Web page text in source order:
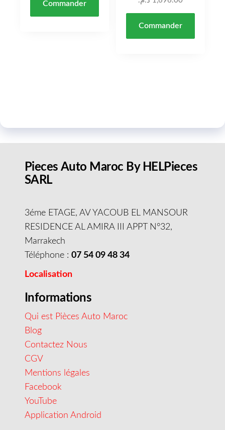
Commander
Commander
Pieces Auto Maroc By HELPieces
SARL
3éme ETAGE, AV YACOUB EL MANSOUR
RESIDENCE AL AMIRA III APPT N°32,
Marrakech
Téléphone : 07 54 09 48 34
Localisation
Informations
Qui est Pièces Auto Maroc
Blog
Contactez Nous
CGV
Mentions légales
Facebook
YouTube
Application Android